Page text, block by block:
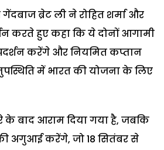
ब्रेट ली ने रोहित शर्मा और
करते हुए कहा कि ये दोनों आगामी
करेंगे और नियमित कप्तान
में भारत की योजना के लिए
के बाद आराम दिया गया है, जबकि
अगुआई करेंगे, जो 18 सितंबर से